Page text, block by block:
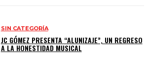
SIN CATEGORÍA
JC GÓMEZ PRESENTA “ALUNIZAJE”, UN REGRESO
A LA HONESTIDAD MUSICAL